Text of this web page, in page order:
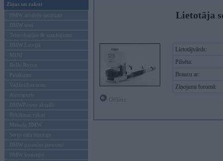
Ziņas un raksti
BMW modeļu jaunumi
BMW testi
Tehnoloģijas & sasniegumi
BMW Latvijā
MINI
Rolls-Royce
Pasākumi
Vadāmības tests
Autosports
BMWPower aktuāli
Reklāmas raksti
Mēneša BMW
Sērijveida tūnings
BMW pasaules jaunumi
BMW koncepti
Lietotāja
Lietotājvārds:
Pilsēta:
Braucu ar:
Ziņojumi forumā: